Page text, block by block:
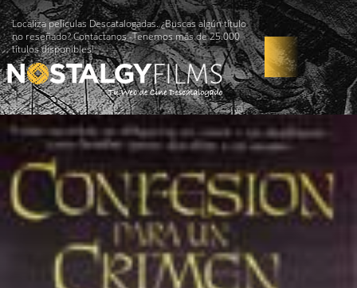
Localiza películas Descatalogadas. ¿Buscas algún título
no reseñado? Contáctanos -Tenemos más de 25.000
títulos disponibles!